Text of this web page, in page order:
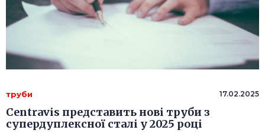
труби 17.02.2025
Centravis представить нові труби з
супердуплексної сталі у 2025 році